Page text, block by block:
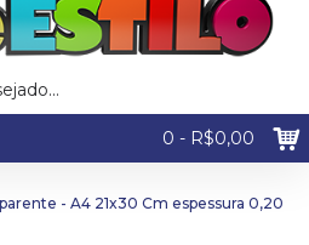
0 - R$0,00
- A4 21x30 Cm espessura 0,20